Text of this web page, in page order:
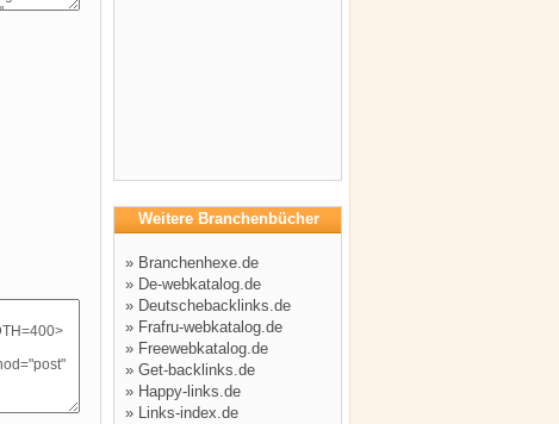
Weitere Branchenbücher
» Branchenhexe.de
» De-webkatalog.de
» Deutschebacklinks.de
» Frafru-webkatalog.de
» Freewebkatalog.de
» Get-backlinks.de
» Happy-links.de
» Links-index.de